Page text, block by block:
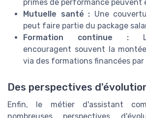
primes de performance peuvent
Mutuelle santé : Une
peut faire partie du package
Formation continue :
encouragent souvent la
via des formations financées par
Des perspectives
Enfin, le métier d'assistant